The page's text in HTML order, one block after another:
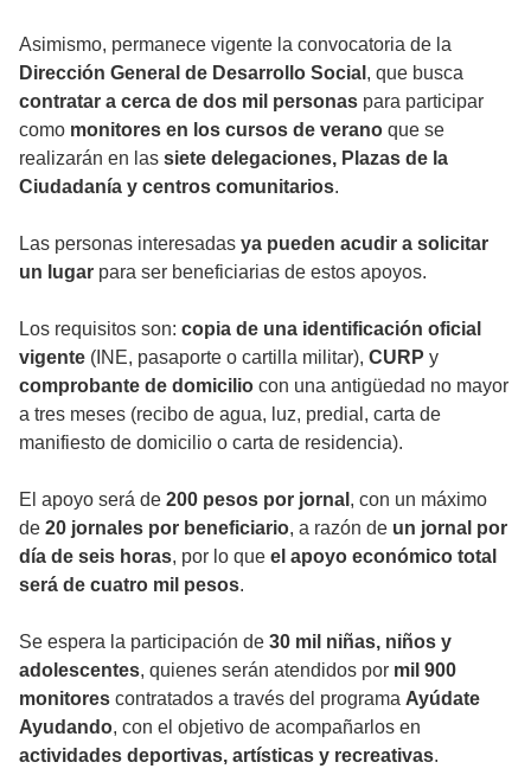
Asimismo, permanece vigente la convocatoria de la
Dirección General de Desarrollo Social , que busca
contratar a cerca de dos mil personas para participar
como monitores en los cursos de verano que se
realizarán en las siete delegaciones, Plazas de la
Ciudadanía y centros comunitarios.
Las personas interesadas ya pueden acudir a solicitar
un lugar para ser beneficiarias de estos apoyos.
Los requisitos son: copia de una identificación oficial
vigente (INE, pasaporte o cartilla militar), CURP y
comprobante de domicilio con una antigüedad no mayor
a tres meses (recibo de agua, luz, predial, carta de
manifiesto de domicilio o carta de residencia).
El apoyo será de 200 pesos por jornal , con un máximo
de 20 jornales por beneficiario, a razón de un jornal por
día de seis horas, por lo que el apoyo económico total
será de cuatro mil pesos.
Se espera la participación de 30 mil niñas, niños y
adolescentes, quienes serán atendidos por mil 900
monitores contratados a través del programa Ayúdate
Ayudando, con el objetivo de acompañarlos en
actividades deportivas, artísticas y recreativas.